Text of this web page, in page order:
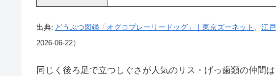
出典: どうぶつ図鑑「オグロプレーリードッグ」｜東京ズーネット 江
2026-06-22）
同じく後ろ足で立つしぐさが人気のリス・げっ歯類の仲間